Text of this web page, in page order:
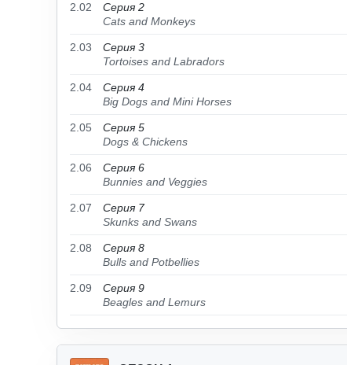
2.02
Серия 2
Cats and Monkeys
2.03
Серия 3
Tortoises and Labradors
2.04
Серия 4
Big Dogs and Mini Horses
2.05
Серия 5
Dogs & Chickens
2.06
Серия 6
Bunnies and Veggies
2.07
Серия 7
Skunks and Swans
2.08
Серия 8
Bulls and Potbellies
2.09
Серия 9
Beagles and Lemurs